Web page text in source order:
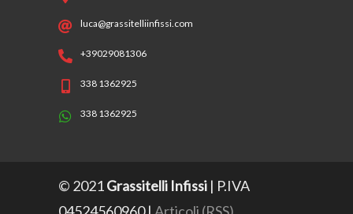
luca@grassitelliinfissi.com
+39029081306
338 1362925
338 1362925
© 2021Grassitelli Infissi | P.IVA